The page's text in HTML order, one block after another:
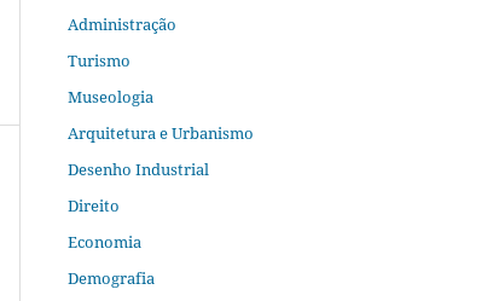
Administração
Turismo
Museologia
Arquitetura e Urbanismo
Desenho Industrial
Direito
Economia
Demografia